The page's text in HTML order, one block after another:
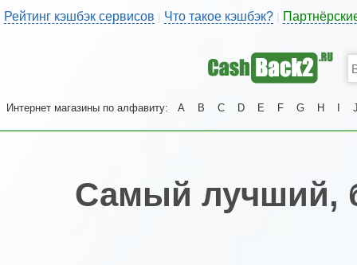
Рейтинг кэшбэк сервисов | Что такое кэшбэк?
Интернет магазины по алфавиту: A B C D E F G H
Самый лучший,